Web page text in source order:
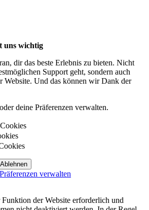
uns wichtig
dir das beste Erlebnis zu bieten. Nicht
Support geht, sondern auch
Website. Und das können wir Dank der
deine Präferenzen verwalten.
Ablehnen
Präferenzen verwalten
der Website erforderlich und